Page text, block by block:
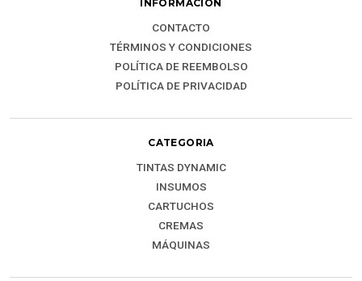
INFORMACIÓN
CONTACTO
TÉRMINOS Y CONDICIONES
POLÍTICA DE REEMBOLSO
POLÍTICA DE PRIVACIDAD
CATEGORIA
TINTAS DYNAMIC
INSUMOS
CARTUCHOS
CREMAS
MÁQUINAS